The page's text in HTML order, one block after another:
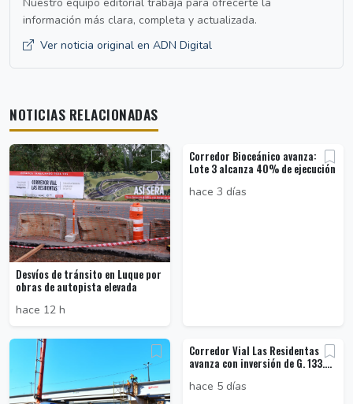
información más clara, completa y actualizada.
Ver noticia original en ADN Digital
NOTICIAS RELACIONADAS
Desvíos de tránsito en Luque por
obras de autopista elevada
hace 12 h
Corredor Bioceánico avanza:
Lote 3 alcanza 40% de ejecución
hace 3 días
Corredor Vial Las Residentas
avanza con inversión de G. 133....
hace 5 días